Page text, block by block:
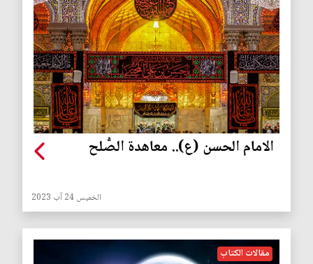
الامام الحسن (ع).. معاهدة الصُّلح
الخميس 24 آب 2023
مقالات الكتاب